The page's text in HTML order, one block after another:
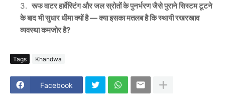
रूफ वाटर हार्वेस्टिंग और जल स्रोतों के पुनर्भरण जैसे पुराने सिस्टम टूटने
के बाद भी सुधार धीमा क्यों है — क्या इसका मतलब है कि स्थायी रखरखाव
व्यवस्था कमजोर है?
Tags Khandwa
Facebook